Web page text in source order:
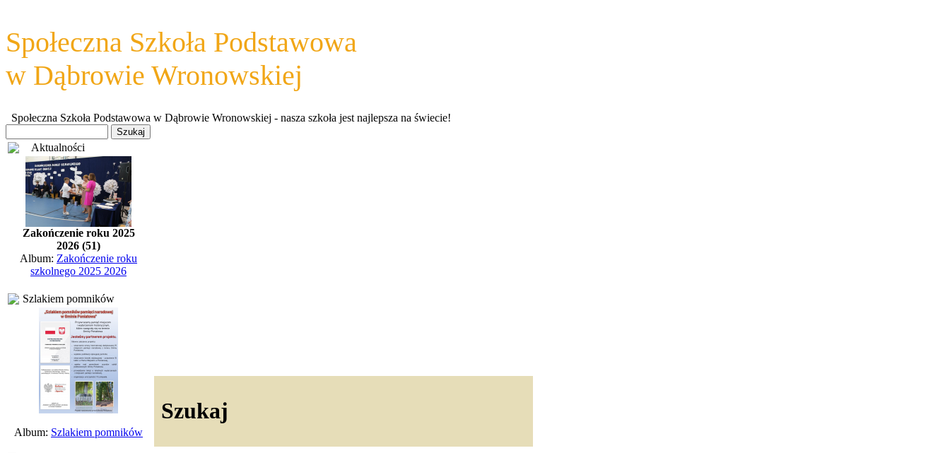
Społeczna Szkoła Podstawowa
w Dąbrowie Wronowskiej
Społeczna Szkoła Podstawowa w Dąbrowie Wronowskiej - nasza szkoła jest najlepsza na świecie!
Aktualności
Zakończenie roku 2025
2026 (51)
Album: Zakończenie roku
szkolnego 2025 2026
Szlakiem pomników
Album: Szlakiem pomników
Szukaj